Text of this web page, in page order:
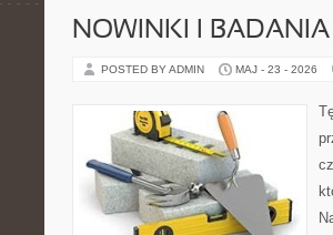
NOWINKI I BADANIA
POSTED BY ADMIN MAJ - 23 - 2026